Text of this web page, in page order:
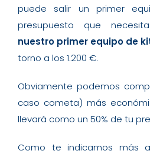
puede salir un primer
presupuesto que
nuestro primer equipo de
torno a los 1.200 €.
Obviamente podemos
caso cometa) más
llevará como un 50% de tu
Como te indicamos más